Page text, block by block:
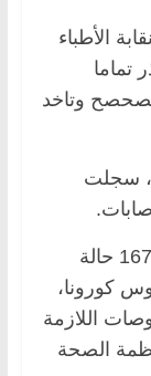
الأطباء
تماما
وتاخد
سجلت
وأعلنت الوزارة أمس السبت، تسجيل 167 حالة
كورونا،
اللازمة
الصحة